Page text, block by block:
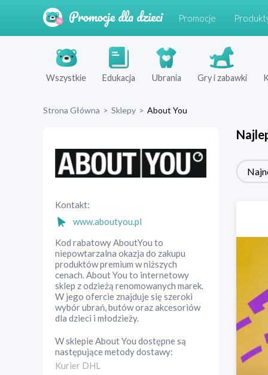
Promocje
Wszystkie Edukacja Ubrania Gry i zabawki
Strona Główna > Sklepy > About You
Kontakt:
www.aboutyou.pl
Kod rabatowy AboutYou to
niepowtarzalna okazja do zakupu
produktów premium w niższych
cenach. About You to internetowy
sklep z odzieżą renomowanych marek.
W jego ofercie znajduje się szeroki
wybór ubrań, butów oraz akcesoriów
dla dzieci i młodzieży.
W sklepieAbout You dostępne są
następujące metody dostawy:
Kurier DHL